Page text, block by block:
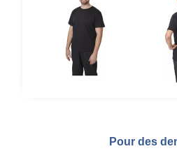
Pour des